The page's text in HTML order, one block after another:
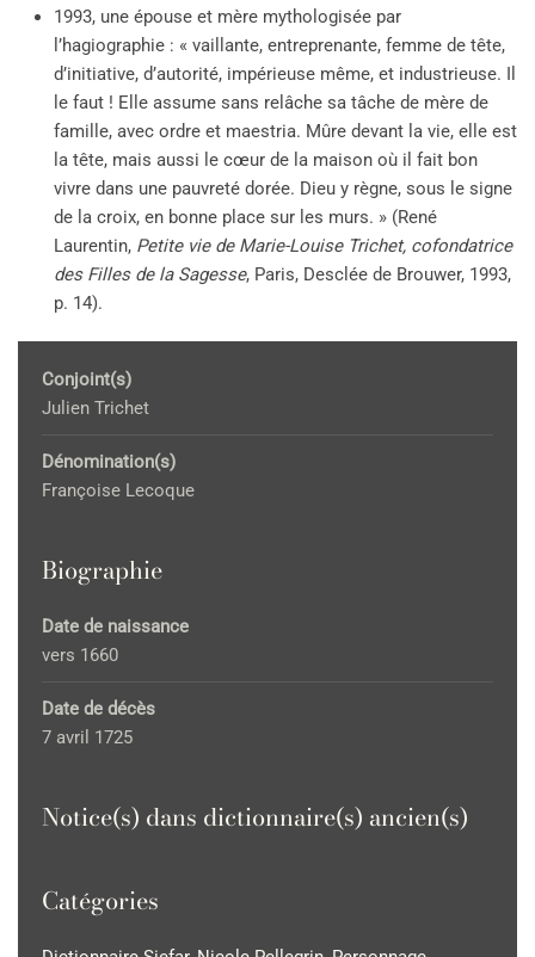
1993, une épouse et mère mythologisée par
l’hagiographie : « vaillante, entreprenante, femme de tête,
d’initiative, d’autorité, impérieuse même, et industrieuse. Il
le faut ! Elle assume sans relâche sa tâche de mère de
famille, avec ordre et maestria. Mûre devant la vie, elle est
la tête, mais aussi le cœur de la maison où il fait bon
vivre dans une pauvreté dorée. Dieu y règne, sous le signe
de la croix, en bonne place sur les murs. » (René
Laurentin, Petite vie de Marie-Louise Trichet, cofondatrice
des Filles de la Sagesse, Paris, Desclée de Brouwer, 1993,
p. 14).
Conjoint(s)
Julien Trichet
Dénomination(s)
Françoise Lecoque
Biographie
Date de naissance
vers 1660
Date de décès
7 avril 1725
Notice(s) dans dictionnaire(s) ancien(s)
Catégories